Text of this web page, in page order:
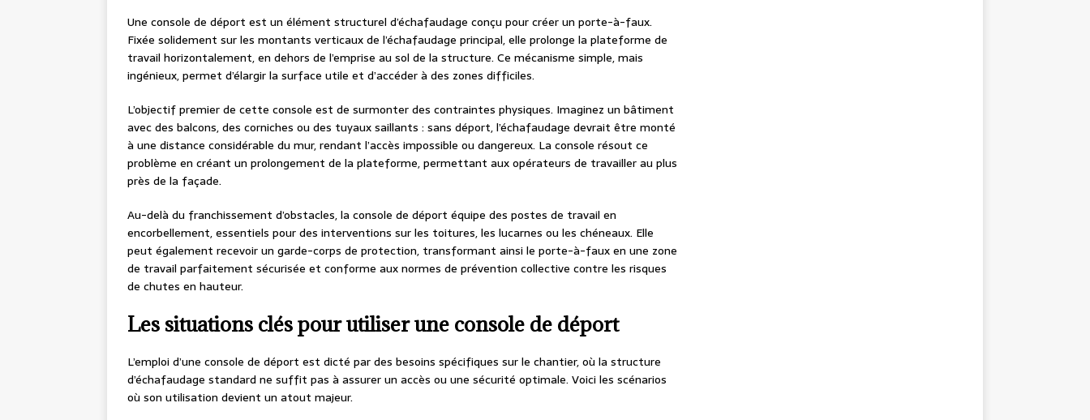
Une console de déport est un élément structurel d’échafaudage conçu pour créer un porte-à-faux.
Fixée solidement sur les montants verticaux de l’échafaudage principal, elle prolonge la plateforme de
travail horizontalement, en dehors de l’emprise au sol de la structure. Ce mécanisme simple, mais
ingénieux, permet d’élargir la surface utile et d’accéder à des zones difficiles.
L’objectif premier de cette console est de surmonter des contraintes physiques. Imaginez un bâtiment
avec des balcons, des corniches ou des tuyaux saillants : sans déport, l’échafaudage devrait être monté
à une distance considérable du mur, rendant l’accès impossible ou dangereux. La console résout ce
problème en créant un prolongement de la plateforme, permettant aux opérateurs de travailler au plus
près de la façade.
Au-delà du franchissement d’obstacles, la console de déport équipe des postes de travail en
encorbellement, essentiels pour des interventions sur les toitures, les lucarnes ou les chéneaux. Elle
peut également recevoir un garde-corps de protection, transformant ainsi le porte-à-faux en une zone
de travail parfaitement sécurisée et conforme aux normes de prévention collective contre les risques
de chutes en hauteur.
Les situations clés pour utiliser une console de déport
L’emploi d’une console de déport est dicté par des besoins spécifiques sur le chantier, où la structure
d’échafaudage standard ne suffit pas à assurer un accès ou une sécurité optimale. Voici les scénarios
où son utilisation devient un atout majeur.